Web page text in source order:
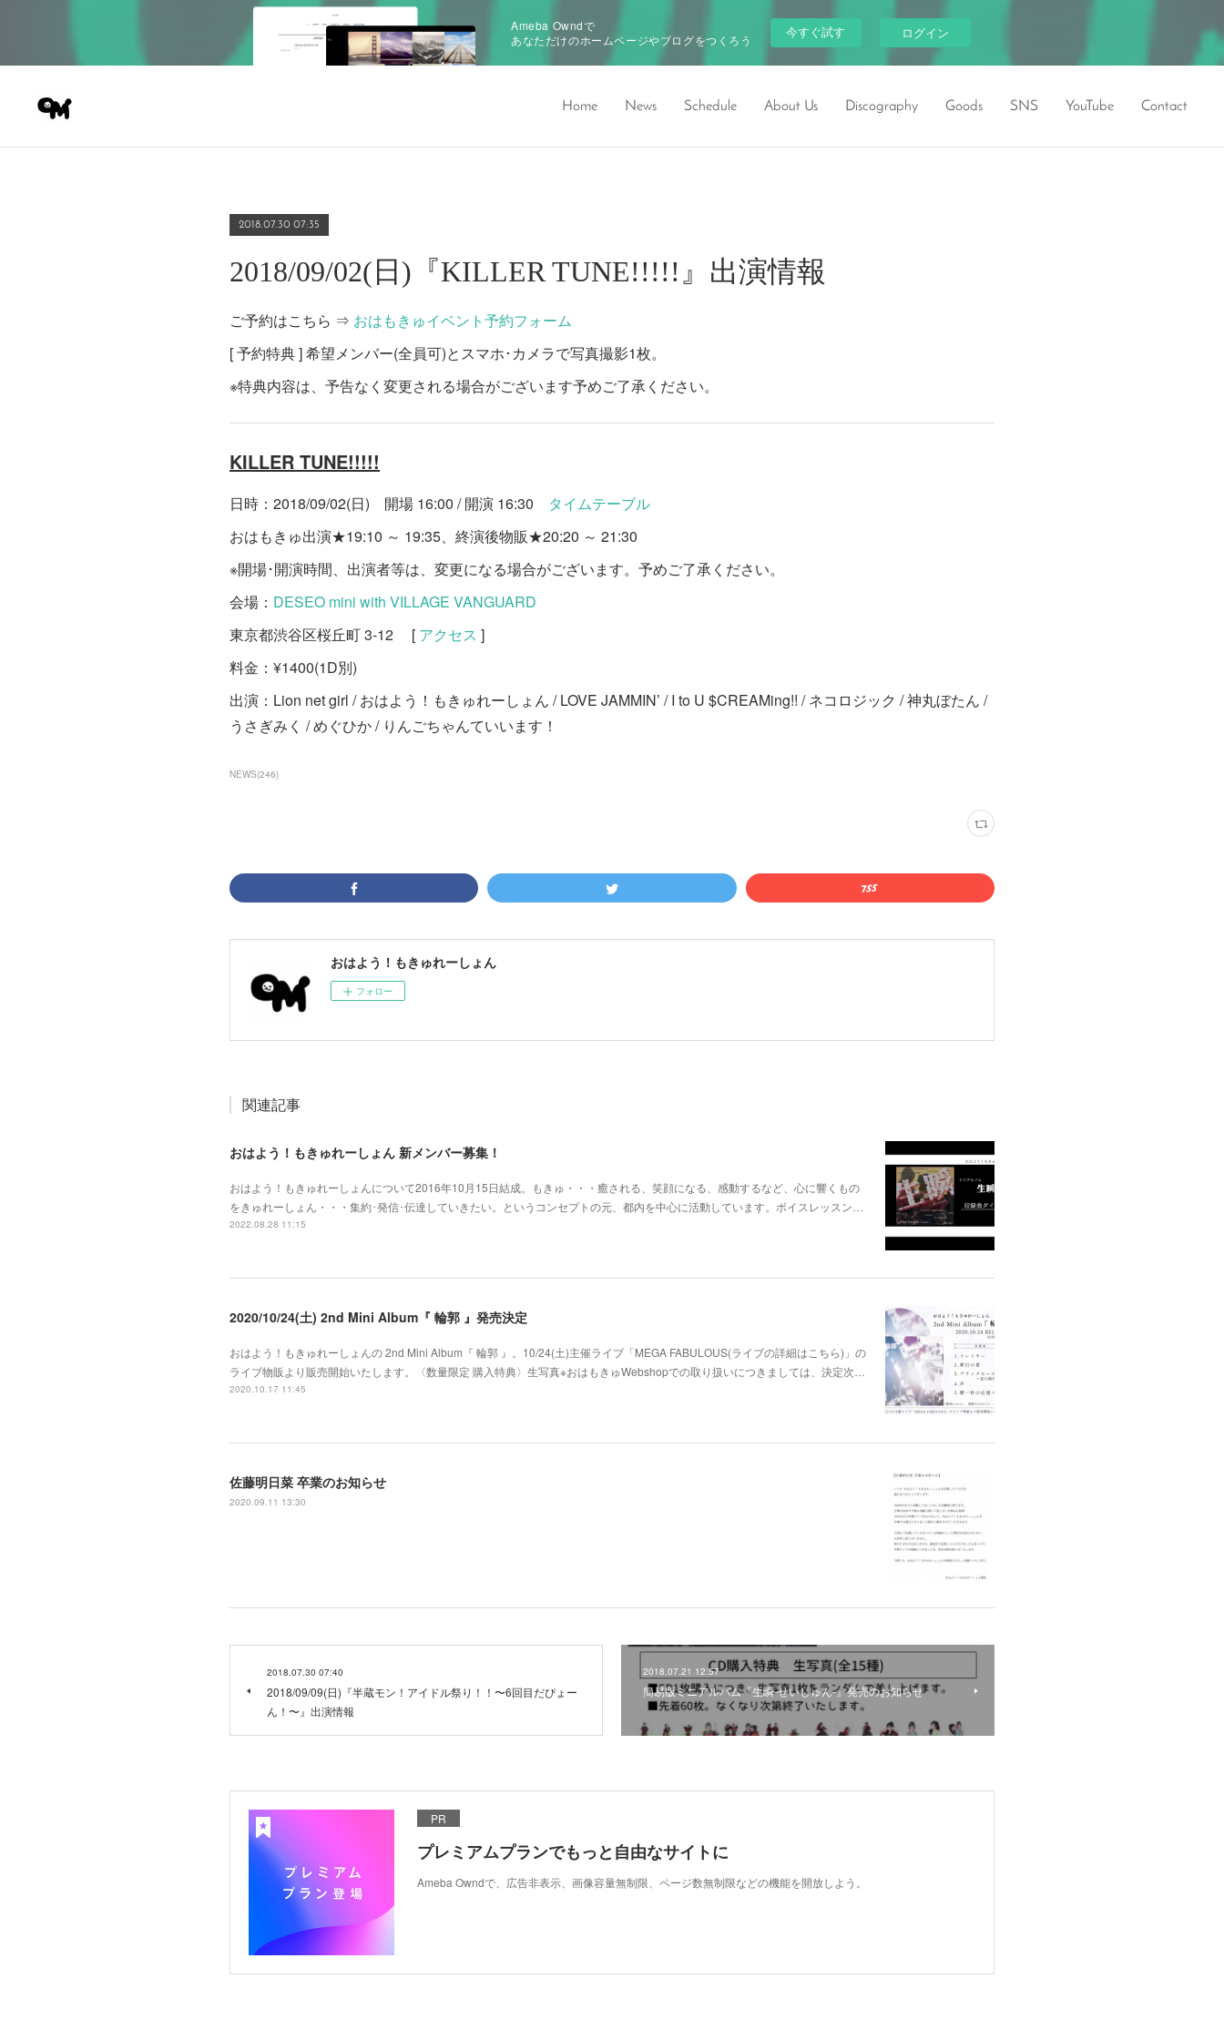
Ameba Owndで
あなただけのホームページやブログをつくろう
今すぐ試す ログイン
Home News Schedule About Us Discography Goods SNS YouTube Contact
2018.07.30 07:35
2018/09/02(日)『KILLER TUNE!!!!!』出演情報
ご予約はこちら ⇒ おはもきゅイベント予約フォーム
[ 予約特典 ] 希望メンバー(全員可)とスマホ･カメラで写真撮影1枚。
※特典内容は、予告なく変更される場合がございます予めご了承ください。
KILLER TUNE!!!!!
日時：2018/09/02(日) 開場 16:00 / 開演 16:30 タイムテーブル
おはもきゅ出演★19:10 ～ 19:35、終演後物販★20:20 ～ 21:30
※開場･開演時間、出演者等は、変更になる場合がございます。予めご了承ください。
会場： DESEO mini with VILLAGE VANGUARD
東京都渋谷区桜丘町 3-12 [ アクセス ]
料金：¥1400(1D別)
出演：Lion net girl / おはよう！もきゅれーしょん / LOVE JAMMIN’ / I to U $CREAMing!! / ネコロジック / 神丸ぼたん /
うさぎみく / めぐひか / りんごちゃんていいます！
NEWS(246)
おはよう！もきゅれーしょん
フォロー
関連記事
おはよう！もきゅれーしょん 新メンバー募集！
おはよう！もきゅれーしょんについて2016年10月15日結成。もきゅ・・・癒される、笑顔になる、感動するなど、心に響くもの
をきゅれーしょん・・・集約･発信･伝達していきたい。というコンセプトの元、都内を中心に活動しています。ボイスレッスン…
2022.08.28 11:15
2020/10/24(土) 2nd Mini Album『 輪郭 』発売決定
おはよう！もきゅれーしょんの 2nd Mini Album『 輪郭 』。10/24(土)主催ライブ「MEGA FABULOUS(ライブの詳細はこちら)」の
ライブ物販より販売開始いたします。〈数量限定 購入特典〉生写真※おはもきゅWebshopでの取り扱いにつきましては、決定次…
2020.10.17 11:45
佐藤明日菜 卒業のお知らせ
2020.09.11 13:30
2018.07.30 07:40
2018/09/09(日)『半蔵モン！アイドル祭り！！〜6回目だぴょー
ん！〜』出演情報
2018.07.21 12:57
簡易版ミニアルバム『生瞬-せいしゅん-』発売のお知らせ
PR
プレミアムプランでもっと自由なサイトに
Ameba Owndで、広告非表示、画像容量無制限、ページ数無制限などの機能を開放しよう。